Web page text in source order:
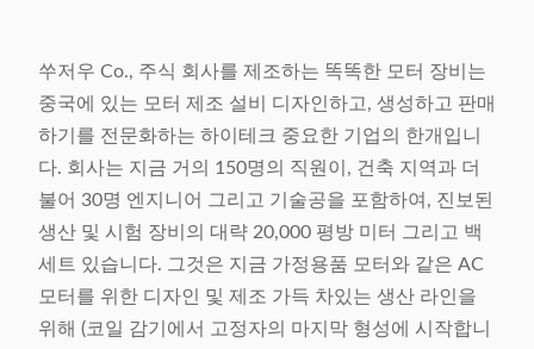
쑤저우 Co., 주식 회사를 제조하는 똑똑한 모터 장비는
중국에 있는 모터 제조 설비 디자인하고, 생성하고 판매
하기를 전문화하는 하이테크 중요한 기업의 한개입니
다. 회사는 지금 거의 150명의 직원이, 건축 지역과 더
불어 30명 엔지니어 그리고 기술공을 포함하여, 진보된
생산 및 시험 장비의 대략 20,000 평방 미터 그리고 백
세트 있습니다. 그것은 지금 가정용품 모터와 같은 AC
모터를 위한 디자인 및 제조 가득 차있는 생산 라인을
위해 (코일 감기에서 고정자의 마지막 형성에 시작합니